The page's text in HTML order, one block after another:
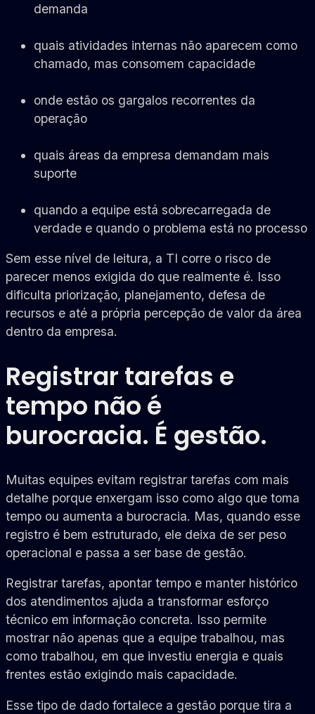
demanda
quais atividades internas não aparecem como
chamado, mas consomem capacidade
onde estão os gargalos recorrentes da
operação
quais áreas da empresa demandam mais
suporte
quando a equipe está sobrecarregada de
verdade e quando o problema está no processo
Sem esse nível de leitura, a TI corre o risco de
parecer menos exigida do que realmente é. Isso
dificulta priorização, planejamento, defesa de
recursos e até a própria percepção de valor da área
dentro da empresa.
Registrar tarefas e
tempo não é
burocracia. É gestão.
Muitas equipes evitam registrar tarefas com mais
detalhe porque enxergam isso como algo que toma
tempo ou aumenta a burocracia. Mas, quando esse
registro é bem estruturado, ele deixa de ser peso
operacional e passa a ser base de gestão.
Registrar tarefas, apontar tempo e manter histórico
dos atendimentos ajuda a transformar esforço
técnico em informação concreta. Isso permite
mostrar não apenas que a equipe trabalhou, mas
como trabalhou, em que investiu energia e quais
frentes estão exigindo mais capacidade.
Esse tipo de dado fortalece a gestão porque tira a